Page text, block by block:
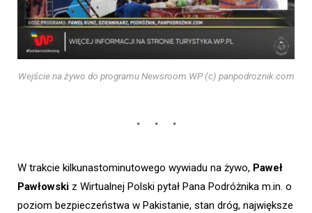
Wejście na żywo do programu Newsroom WP (c) panpodroznik.com
W trakcie kilkunastominutowego wywiadu na żywo, Paweł
Pawłowski z Wirtualnej Polski pytał Pana Podróżnika m.in. o
poziom bezpieczeństwa w Pakistanie, stan dróg, największe